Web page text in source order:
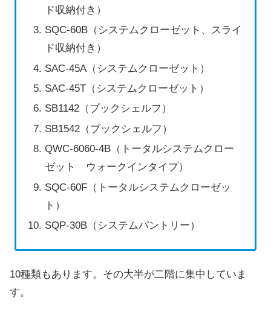
ド収納付き）
SQC-60B（システムクローゼット、スライ
ド収納付き）
SAC-45A（システムクローゼット）
SAC-45T（システムクローゼット）
SB1142（ブックシェルフ）
SB1542（ブックシェルフ）
QWC-6060-4B（トータルシステムクロー
ゼット ウォークインタイプ）
SQC-60F（トータルシステムクローゼッ
ト）
SQP-30B（システムパントリー）
10種類もあります。その大半が二階に集中していま
す。